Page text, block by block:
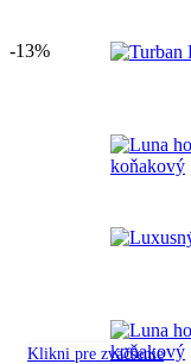
-13%
Klikni pre zväčšenie